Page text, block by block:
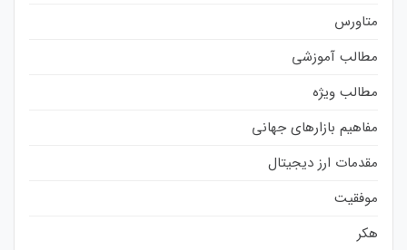
متاورس
مطالب آموزشی
مطالب ویژه
مفاهیم بازارهای جهانی
مقدمات ارز دیجیتال
موفقیت
هکر